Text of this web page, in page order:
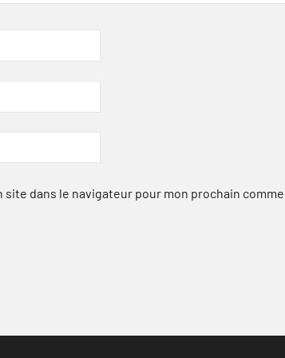
dans le navigateur pour mon prochain